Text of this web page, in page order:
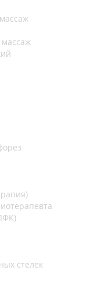
стелек